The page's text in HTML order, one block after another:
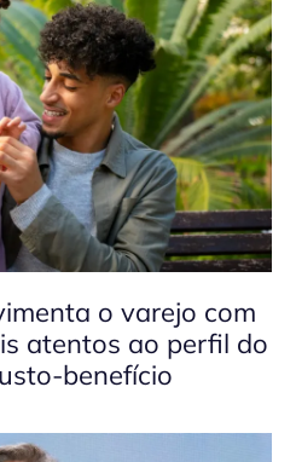
o varejo com
atentos ao perfil do
benefício